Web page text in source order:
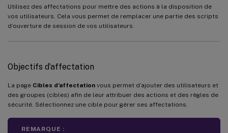
Utilisez des affectations pour mettre des actions à la disposition de
vos utilisateurs. Cela vous permet de remplacer une partie des scripts
d’ouverture de session de vos utilisateurs.
Objectifs d’affectation
La page Cibles d’affectation vous permet d’ajouter des utilisateurs et
des groupes (cibles) afin de leur attribuer des actions et des règles de
sécurité. Sélectionnez une cible pour gérer ses affectations.
REMARQUE :